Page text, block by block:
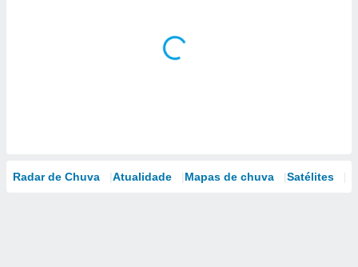
Radar de Chuva Atualidade Mapas de chuva Satélites